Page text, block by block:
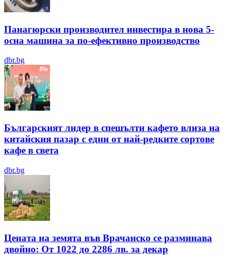
Панагюрски производител инвестира в нова 5-
осна машина за по-ефективно производство
dbr.bg
Българският лидер в спешълти кафето влиза на
китайския пазар с едни от най-редките сортове
кафе в света
dbr.bg
Цената на земята във Врачанско се разминава
двойно: От 1022 до 2286 лв. за декар